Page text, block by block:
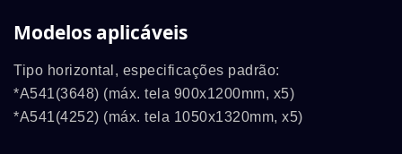
Modelos aplicáveis
Tipo horizontal, especificações padrão:
*A541(3648) (máx. tela 900x1200mm, x5)
*A541(4252) (máx. tela 1050x1320mm, x5)